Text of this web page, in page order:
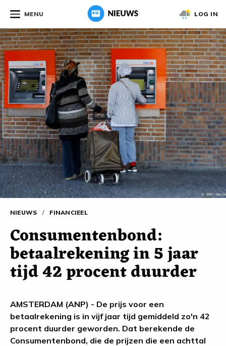
MENU LOG IN
NIEUWS / FINANCIEEL
Consumentenbond:
betaalrekening in 5 jaar
tijd 42 procent duurder
AMSTERDAM (ANP) - De prijs voor een
betaalrekening is in vijf jaar tijd gemiddeld zo'n 42
procent duurder geworden. Dat berekende de
Consumentenbond, die de prijzen die een achttal